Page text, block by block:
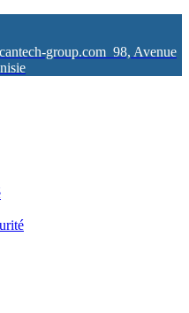
group.com 98, Avenue